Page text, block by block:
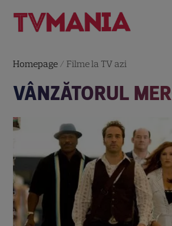
Homepage /Filme la TV azi
VÂNZĂTORUL